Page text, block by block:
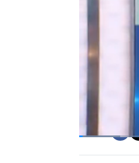
Saat
pekerja
Seperti apa
tengah
CNBC
Box,